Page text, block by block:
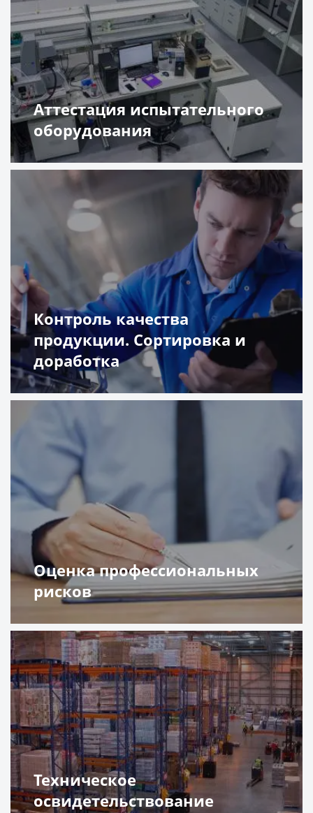
Аттестация испытательного
оборудования
Подробнее
Контроль качества
продукции. Сортировка и
доработка
Оценка профессиональных
рисков
Подробнее
Техническое
освидетельствование